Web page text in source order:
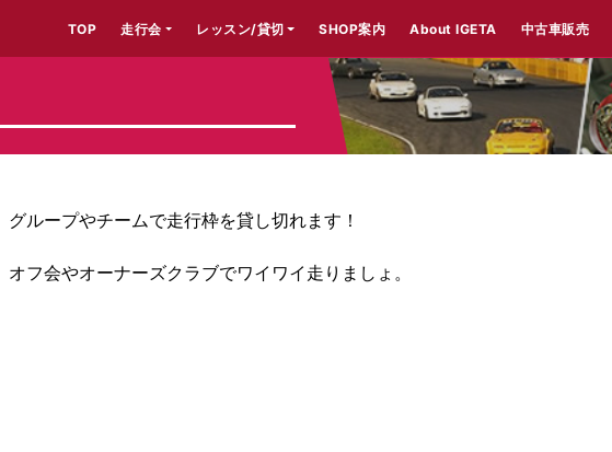
TOP 走行会 レッスン/貸切 SHOP案内 About IGETA 中古車販売
グループやチームで走行枠を貸し切れます！
オフ会やオーナーズクラブでワイワイ走りましょ。